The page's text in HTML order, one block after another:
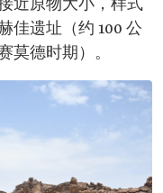
近原物大小，样式
佳遗址（约 100 公
莫德时期）。